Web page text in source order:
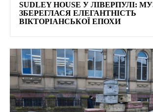
SUDLEY HOUSE У ЛІВЕРПУЛІ:
ЗБЕРЕГЛАСЯ ЕЛЕГАНТНІСТЬ
ВІКТОРІАНСЬКОЇ ЕПОХИ